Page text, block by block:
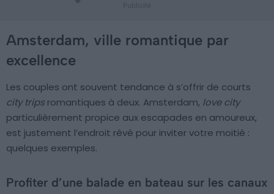
Amsterdam, ville romantique par
excellence
Les couples ont souvent tendance à s’offrir de courts
city trips romantiques à deux. Amsterdam, love city
particulièrement propice aux escapades en amoureux,
est justement l’endroit rêvé pour inviter votre moitié :
quelques exemples.
Profiter d’une balade en bateau sur les canaux